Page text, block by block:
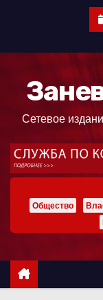
ж
Сетевое
Общество